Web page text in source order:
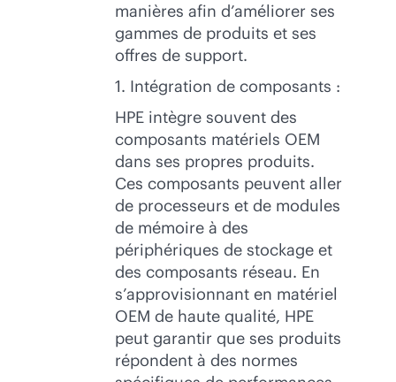
manières afin d’améliorer ses
gammes de produits et ses
offres de support.
1. Intégration de composants :
HPE intègre souvent des
composants matériels OEM
dans ses propres produits.
Ces composants peuvent aller
de processeurs et de modules
de mémoire à des
périphériques de stockage et
des composants réseau. En
s’approvisionnant en matériel
OEM de haute qualité, HPE
peut garantir que ses produits
répondent à des normes